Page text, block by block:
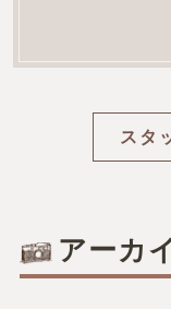
の
スタ
アーカ